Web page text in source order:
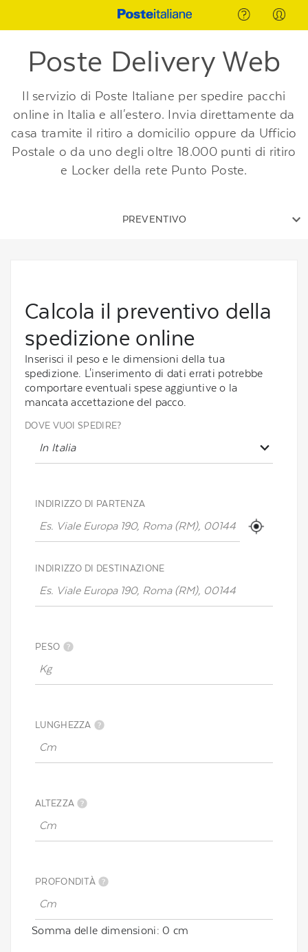
Poste Delivery Web
Il servizio di Poste Italiane per spedire pacchi
online in Italia e all'estero. Invia direttamente da
casa tramite il ritiro a domicilio oppure da Ufficio
Postale o da uno degli oltre 18.000 punti di ritiro
e Locker della rete Punto Poste.
PREVENTIVO
Calcola il preventivo della
spedizione online
Inserisci il peso e le dimensioni della tua
spedizione. L'inserimento di dati errati potrebbe
comportare eventuali spese aggiuntive o la
mancata accettazione del pacco.
DOVE VUOI SPEDIRE?
In Italia
INDIRIZZO DI PARTENZA
INDIRIZZO DI DESTINAZIONE
PESO
LUNGHEZZA
ALTEZZA
PROFONDITÀ
Somma delle dimensioni:0 cm